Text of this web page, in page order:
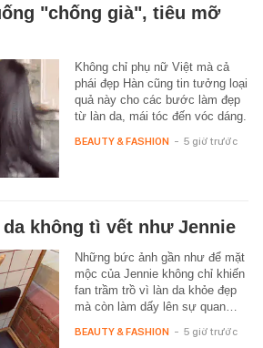
"chống già", tiêu mỡ
Không chỉ phụ nữ Việt mà cả
phái đẹp Hàn cũng tin tưởng loại
quả này cho các bước làm đẹp
từ làn da, mái tóc đến vóc dáng.
BEAUTY & FASHION - 5 giờ trước
không tì vết như Jennie
Những bức ảnh gần như để mặt
mộc của Jennie không chỉ khiến
fan trầm trồ vì làn da khỏe đẹp
mà còn làm dấy lên sự quan…
BEAUTY & FASHION - 5 giờ trước